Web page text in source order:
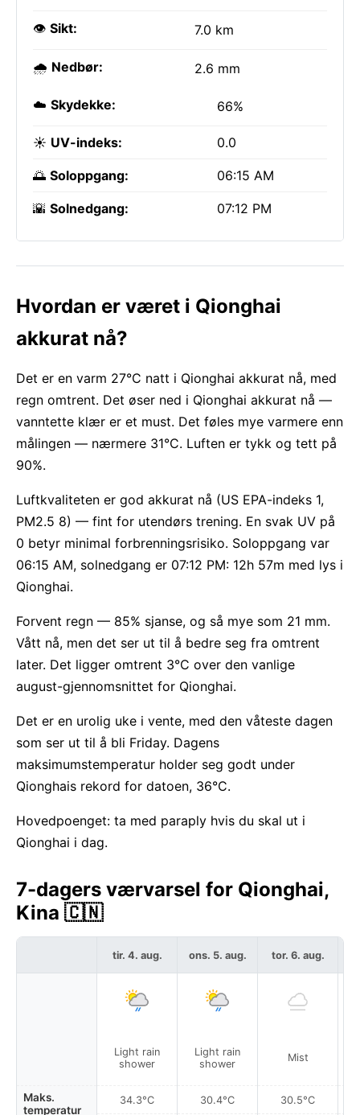
👁️ Sikt: 7.0 km
🌧️ Nedbør: 2.6 mm
☁️ Skydekke: 66%
☀️ UV-indeks: 0.0
🌅 Soloppgang: 06:15 AM
🌇 Solnedgang: 07:12 PM
Hvordan er været i Qionghai
akkurat nå?
Det er en varm 27°C natt i Qionghai akkurat nå, med
regn omtrent. Det øser ned i Qionghai akkurat nå —
vanntette klær er et must. Det føles mye varmere enn
målingen — nærmere 31°C. Luften er tykk og tett på
90%.
Luftkvaliteten er god akkurat nå (US EPA-indeks 1,
PM2.5 8) — fint for utendørs trening. En svak UV på
0 betyr minimal forbrenningsrisiko. Soloppgang var
06:15 AM, solnedgang er 07:12 PM: 12h 57m med lys i
Qionghai.
Forvent regn — 85% sjanse, og så mye som 21 mm.
Vått nå, men det ser ut til å bedre seg fra omtrent
later. Det ligger omtrent 3°C over den vanlige
august-gjennomsnittet for Qionghai.
Det er en urolig uke i vente, med den våteste dagen
som ser ut til å bli Friday. Dagens
maksimumstemperatur holder seg godt under
Qionghais rekord for datoen, 36°C.
Hovedpoenget: ta med paraply hvis du skal ut i
Qionghai i dag.
7-dagers værvarsel for Qionghai,
Kina 🇨🇳
Maks.
temperatur
tir. 4. aug.
Light rain
shower
34.3°C
ons. 5. aug.
Light rain
shower
30.4°C
tor. 6. aug.
Mist
30.5°C